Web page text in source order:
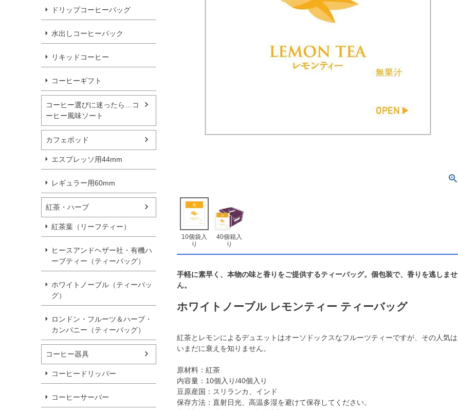
ドリップコーヒーバッグ
水出しコーヒーパック
リキッドコーヒー
コーヒーギフト
コーヒー選びに迷ったら…コ
ーヒー風味ソート
カフェポッド
エスプレッソ用44mm
レギュラー用60mm
紅茶・ハーブ
紅茶葉（リーフティー）
ヒースアンドヘザー社・有機ハ
ーブティー（ティーバッグ）
ホワイトノーブル（ティーバッ
グ）
ロンドン・フルーツ＆ハーブ・
カンパニー（ティーバッグ）
コーヒー器具
コーヒードリッパー
コーヒーサーバー
10個袋入
り
40個箱入
り
手軽に素早く、本物の味と香りをご提供するティーバッグ。個包装で、香りを逃しませ
ん。
ホワイトノーブル レモンティー ティーバッグ
紅茶とレモンによるデュエットはオーソドックスなフルーツティーですが、その人気は
いまだに衰えを知りません。
原材料：紅茶
内容量：10個入り/40個入り
豆原産国：スリランカ、インド
保存方法：直射日光、高温多湿を避けて保存してください。